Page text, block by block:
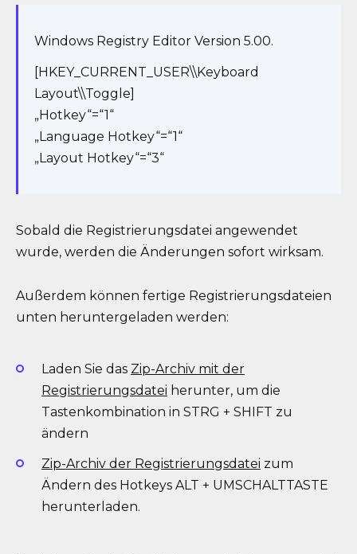
Windows Registry Editor Version 5.00.
[HKEY_CURRENT_USER\\Keyboard
Layout\\Toggle]
„Hotkey“=“1“
„Language Hotkey“=“1“
„Layout Hotkey“=“3“
Sobald die Registrierungsdatei angewendet
wurde, werden die Änderungen sofort wirksam.
Außerdem können fertige Registrierungsdateien
unten heruntergeladen werden:
Laden Sie das Zip-Archiv mit der
Registrierungsdatei herunter, um die
Tastenkombination in STRG + SHIFT zu
ändern
Zip-Archiv der Registrierungsdatei zum
Ändern des Hotkeys ALT + UMSCHALTTASTE
herunterladen.